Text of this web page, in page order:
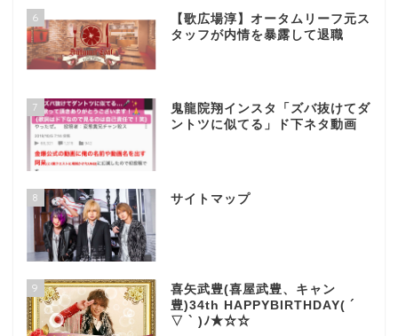
6
【歌広場淳】オータムリーフ元ス
タッフが内情を暴露して退職
7
鬼龍院翔インスタ「ズバ抜けてダ
ントツに似てる」ド下ネタ動画
8 サイトマップ
9
喜矢武豊(喜屋武豊、キャン
豊)34th HAPPYBIRTHDAY( ´
▽ ` )ﾉ★☆☆